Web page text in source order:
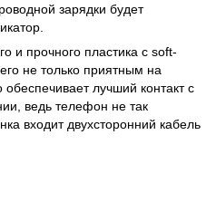
зарядки будет
и прочного пластика с soft-
не только приятным на
лучший контакт с
ведь телефон не так
входит двухсторонний кабель